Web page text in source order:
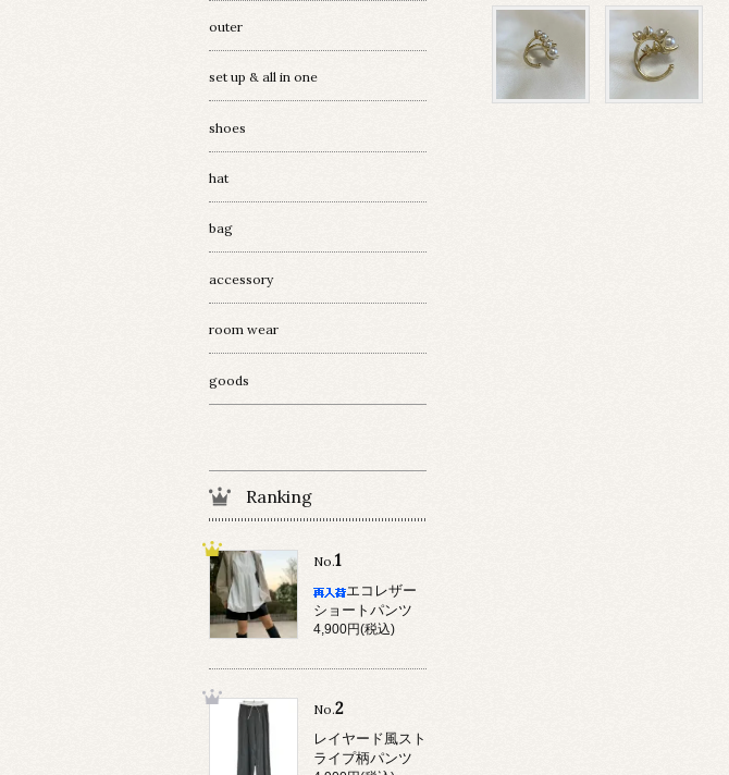
outer
set up & all in one
shoes
hat
bag
accessory
room wear
goods
Ranking
No.1
エコレザー
ショートパンツ
4,900円(税込)
No.2
レイヤード風スト
ライプ柄パンツ